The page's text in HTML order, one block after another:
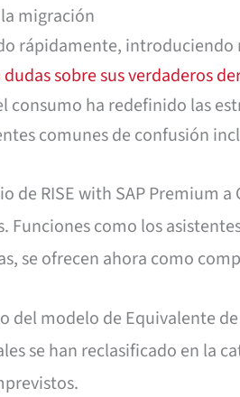
migración
rápidamente,
sobre sus verdaderos
consumo ha redefinido las
comunes de confusión
de RISE with SAP Premium
como los
se ofrecen ahora como
del modelo de Equivalente
se han reclasificado en la